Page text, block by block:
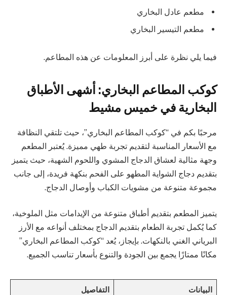
مطعم عادل البخاري
مطعم التيسير البخاري
فيما يلي نظرة على أبرز المعلومات عن هذه المطاعم.
كوكب المطاعم البخاري: أشهى الأطباق
البخارية في خميس مشيط
مرحبًا بكم في “كوكب المطاعم البخاري”، حيث تلتقي النظافة
مع الأسعار المناسبة لتقديم تجربة طهي مميزة. يُعتبر المطعم
وجهة مثالية لعشاق الدجاج المشوي واللحوم الشهية، حيث يتميز
بتقديم دجاج الشواية المطهو على الفحم بنكهة فريدة، إلى جانب
مجموعة متنوعة من مشويات الكباب وأوصال الدجاج.
يتميز المطعم بتقديم أطباق متنوعة من الإيدامات مثل الملوخية،
كما يُكمل تجربة الطعام بتقديم الدجاج بمختلف أنواعه مع الأرز
البرياني الغني بالنكهات. بإيجاز، يُعد “كوكب المطاعم البخاري”
مكانًا ممتازًا يجمع بين الجودة والتنوع بأسعار تناسب الجميع.
البيانات التفاصيل